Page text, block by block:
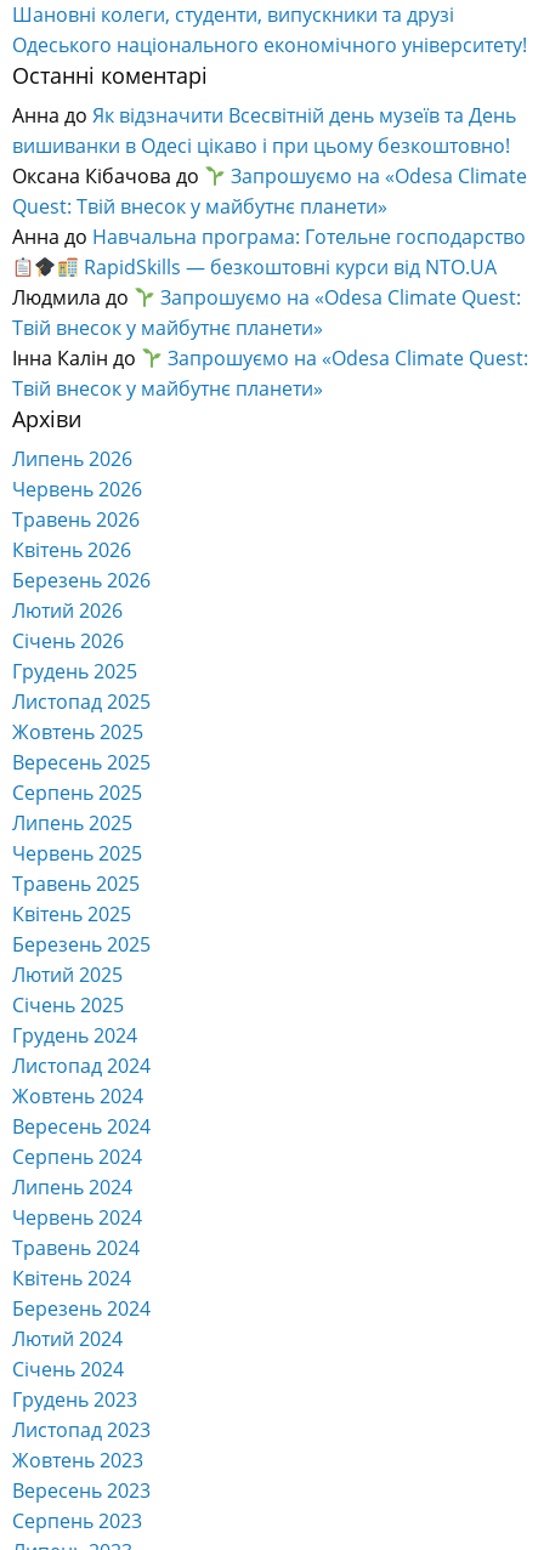
Шановні колеги, студенти, випускники та друзі
Одеського національного економічного університету!
Останні коментарі
Анна до Як відзначити Всесвітній день музеїв та День
вишиванки в Одесі цікаво і при цьому безкоштовно!
Оксана Кібачова до
Запрошуємо на «Odesa Climate
Quest: Твій внесок у майбутнє планети»
Анна до Навчальна програма: Готельне господарство
RapidSkills — безкоштовні курси від NTO.UA
Людмила до
Запрошуємо на «Odesa Climate Quest:
Твій внесок у майбутнє планети»
Інна Калін до
Запрошуємо на «Odesa Climate Quest:
Твій внесок у майбутнє планети»
Архіви
Липень 2026
Червень 2026
Травень 2026
Квітень 2026
Березень 2026
Лютий 2026
Січень 2026
Грудень 2025
Листопад 2025
Жовтень 2025
Вересень 2025
Серпень 2025
Липень 2025
Червень 2025
Травень 2025
Квітень 2025
Березень 2025
Лютий 2025
Січень 2025
Грудень 2024
Листопад 2024
Жовтень 2024
Вересень 2024
Серпень 2024
Липень 2024
Червень 2024
Травень 2024
Квітень 2024
Березень 2024
Лютий 2024
Січень 2024
Грудень 2023
Листопад 2023
Жовтень 2023
Вересень 2023
Серпень 2023